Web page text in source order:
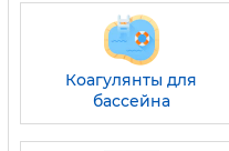
Коагулянты для
бассейна